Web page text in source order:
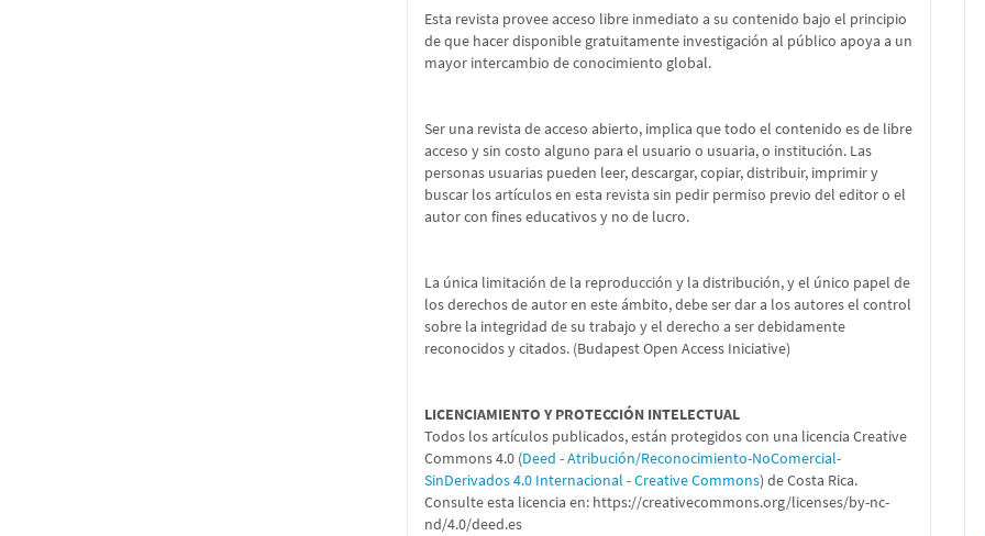
Esta revista provee acceso libre inmediato a su contenido bajo el principio
de que hacer disponible gratuitamente investigación al público apoya a un
mayor intercambio de conocimiento global.
Ser una revista de acceso abierto, implica que todo el contenido es de libre
acceso y sin costo alguno para el usuario o usuaria, o institución. Las
personas usuarias pueden leer, descargar, copiar, distribuir, imprimir y
buscar los artículos en esta revista sin pedir permiso previo del editor o el
autor con fines educativos y no de lucro.
La única limitación de la reproducción y la distribución, y el único papel de
los derechos de autor en este ámbito, debe ser dar a los autores el control
sobre la integridad de su trabajo y el derecho a ser debidamente
reconocidos y citados. (Budapest Open Access Iniciative)
LICENCIAMIENTO Y PROTECCIÓN INTELECTUAL
Todos los artículos publicados, están protegidos con una licencia Creative
Commons 4.0 (Deed - Atribución/Reconocimiento-NoComercial-
SinDerivados 4.0 Internacional - Creative Commons) de Costa Rica.
Consulte esta licencia en: https://creativecommons.org/licenses/by-nc-
nd/4.0/deed.es